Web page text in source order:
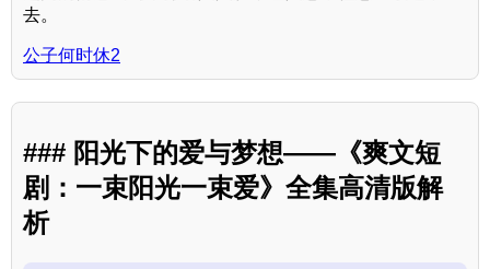
去。
公子何时休2
### 阳光下的爱与梦想——《爽文短
剧：一束阳光一束爱》全集高清版解
析